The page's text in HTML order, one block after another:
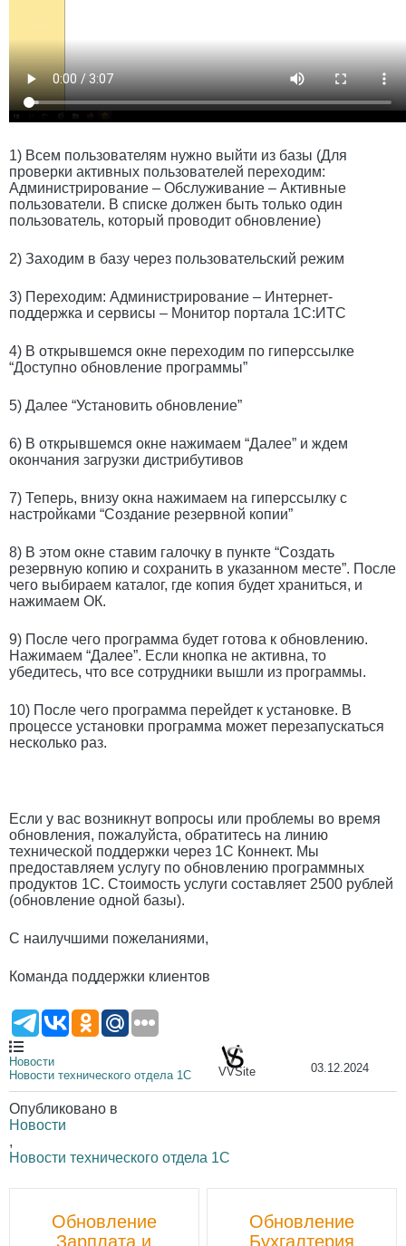
1) Всем пользователям нужно выйти из базы (Для
проверки активных пользователей переходим:
Администрирование – Обслуживание – Активные
пользователи. В списке должен быть только один
пользователь, который проводит обновление)
2) Заходим в базу через пользовательский режим
3) Переходим: Администрирование – Интернет-
поддержка и сервисы – Монитор портала 1С:ИТС
4) В открывшемся окне переходим по гиперссылке
“Доступно обновление программы”
5) Далее “Установить обновление”
6) В открывшемся окне нажимаем “Далее” и ждем
окончания загрузки дистрибутивов
7) Теперь, внизу окна нажимаем на гиперссылку с
настройками “Создание резервной копии”
8) В этом окне ставим галочку в пункте “Создать
резервную копию и сохранить в указанном месте”. После
чего выбираем каталог, где копия будет храниться, и
нажимаем ОК.
9) После чего программа будет готова к обновлению.
Нажимаем “Далее”. Если кнопка не активна, то
убедитесь, что все сотрудники вышли из программы.
10) После чего программа перейдет к установке. В
процессе установки программа может перезапускаться
несколько раз.
Если у вас возникнут вопросы или проблемы во время
обновления, пожалуйста, обратитесь на линию
технической поддержки через 1С Коннект. Мы
предоставляем услугу по обновлению программных
продуктов 1С. Стоимость услуги составляет 2500 рублей
(обновление одной базы).
С наилучшими пожеланиями,
Команда поддержки клиентов
Новости
Новости технического отдела 1С
VVSite 03.12.2024
Опубликовано в
Новости
,
Новости технического отдела 1С
навигации
Обновление
Зарплата и
Обновление
Бухгалтерия